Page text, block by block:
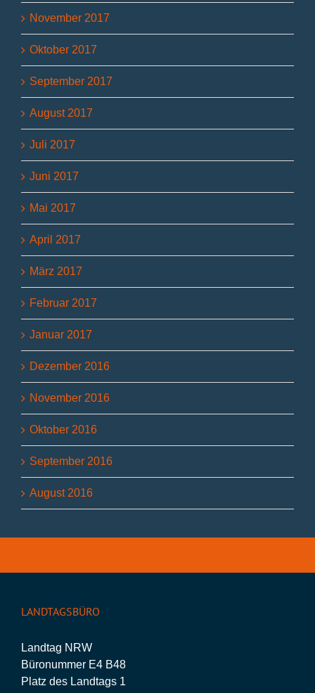
November 2017
Oktober 2017
September 2017
August 2017
Juli 2017
Juni 2017
Mai 2017
April 2017
März 2017
Februar 2017
Januar 2017
Dezember 2016
November 2016
Oktober 2016
September 2016
August 2016
LANDTAGSBÜRO
Landtag NRW
Büronummer E4 B48
Platz des Landtags 1